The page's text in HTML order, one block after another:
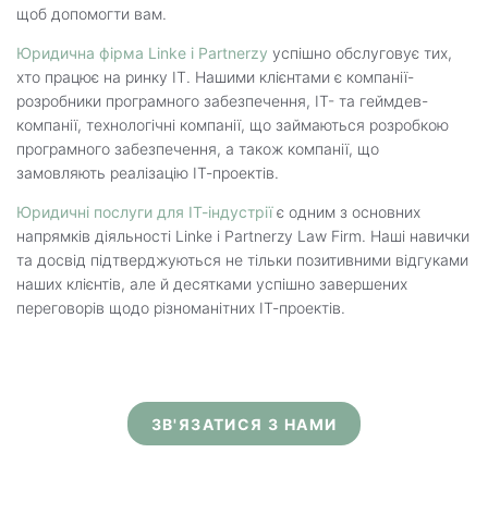
щоб допомогти вам.
Юридична фірма Linke i Partnerzy успішно обслуговує тих,
хто працює на ринку ІТ. Нашими клієнтами є компанії-
розробники програмного забезпечення, ІТ- та геймдев-
компанії, технологічні компанії, що займаються розробкою
програмного забезпечення, а також компанії, що
замовляють реалізацію ІТ-проектів.
Юридичні послуги для ІТ-індустріїє одним з основних
напрямків діяльності Linke i Partnerzy Law Firm. Наші навички
та досвід підтверджуються не тільки позитивними відгуками
наших клієнтів, але й десятками успішно завершених
переговорів щодо різноманітних ІТ-проектів.
ЗВ'ЯЗАТИСЯ З НАМИ